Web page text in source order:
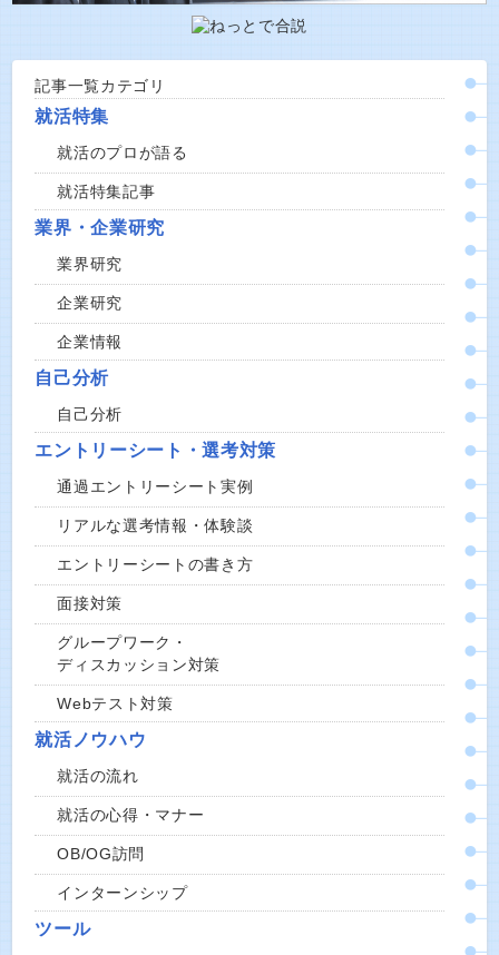
記事一覧カテゴリ
就活特集
就活のプロが語る
就活特集記事
業界・企業研究
業界研究
企業研究
企業情報
自己分析
自己分析
エントリーシート・選考対策
通過エントリーシート実例
リアルな選考情報・体験談
エントリーシートの書き方
面接対策
グループワーク・
ディスカッション対策
Webテスト対策
就活ノウハウ
就活の流れ
就活の心得・マナー
OB/OG訪問
インターンシップ
ツール